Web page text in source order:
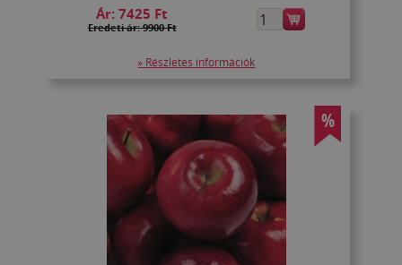
Ár:7425 Ft
Eredeti ár: 9900 Ft
» Részletes információk
%